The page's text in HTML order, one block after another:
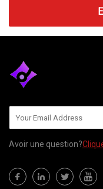
Avoir une question?